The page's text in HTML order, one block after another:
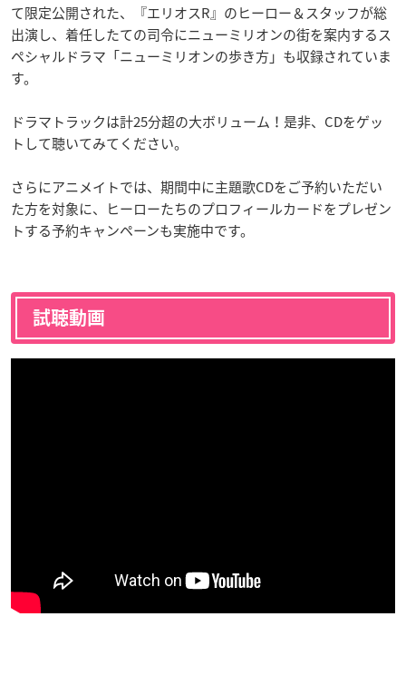
て限定公開された、『エリオスR』のヒーロー＆スタッフが総
出演し、着任したての司令にニューミリオンの街を案内するス
ペシャルドラマ「ニューミリオンの歩き方」も収録されていま
す。
ドラマトラックは計25分超の大ボリューム！是非、CDをゲッ
トして聴いてみてください。
さらにアニメイトでは、期間中に主題歌CDをご予約いただい
た方を対象に、ヒーローたちのプロフィールカードをプレゼン
トする予約キャンペーンも実施中です。
試聴動画